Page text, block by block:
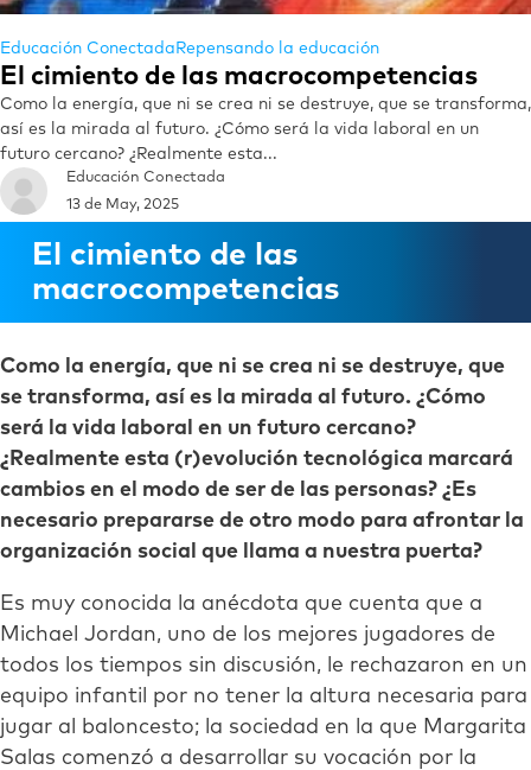
Educación Conectada Repensando la educación
El cimiento de las macrocompetencias
Como la energía, que ni se crea ni se destruye, que se transforma,
así es la mirada al futuro. ¿Cómo será la vida laboral en un
futuro cercano? ¿Realmente esta...
Educación Conectada
13 de May, 2025
El cimiento de las
macrocompetencias
Como la energía, que ni se crea ni se destruye, que
se transforma, así es la mirada al futuro. ¿Cómo
será la vida laboral en un futuro cercano?
¿Realmente esta (r)evolución tecnológica marcará
cambios en el modo de ser de las personas? ¿Es
necesario prepararse de otro modo para afrontar la
organización social que llama a nuestra puerta?
Es muy conocida la anécdota que cuenta que a
Michael Jordan, uno de los mejores jugadores de
todos los tiempos sin discusión, le rechazaron en un
equipo infantil por no tener la altura necesaria para
jugar al baloncesto; la sociedad en la que Margarita
Salas comenzó a desarrollar su vocación por la